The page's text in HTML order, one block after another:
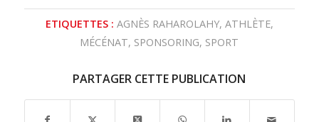
ETIQUETTES : AGNÈS RAHAROLAHY, ATHLÈTE,
MÉCÉNAT, SPONSORING, SPORT
PARTAGER CETTE PUBLICATION